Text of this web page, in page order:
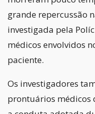
grande repercussão
investigada pela
médicos envolvidos
paciente.
Os investigadores
prontuários médicos